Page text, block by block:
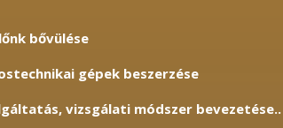
bővülése
gépek beszerzése
vizsgálati módszer bevezetése..